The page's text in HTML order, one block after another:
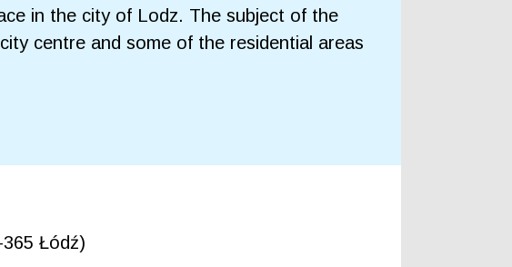
in the city of Lodz. The subject of the
centre and some of the residential areas
Łódź)